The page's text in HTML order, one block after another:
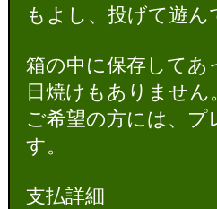
もよし、投げて遊ん
箱の中に保存してあ
日焼けもありません
ご希望の方には、
す。
支払詳細